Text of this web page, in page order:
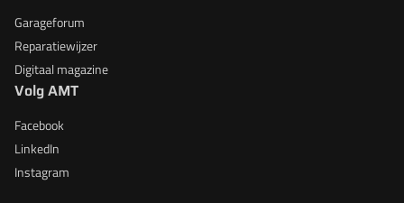
Garageforum
Reparatiewijzer
Digitaal magazine
Volg AMT
Facebook
LinkedIn
Instagram